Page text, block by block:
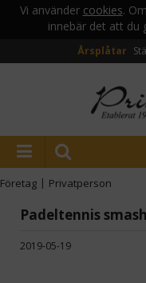
Vi använder cookies.
innebär det att du
Årsplåtar
Företag | Privatperson
Padeltennis smash
2019-05-19